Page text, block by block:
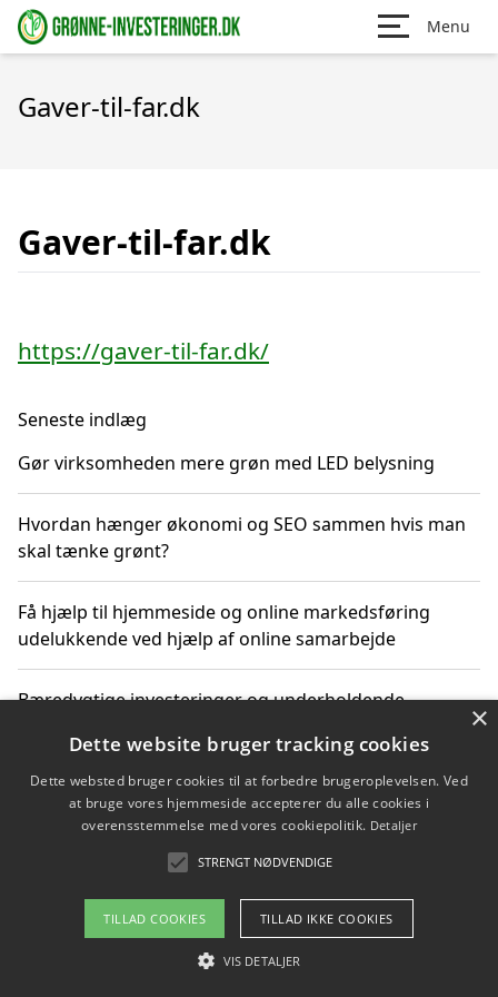
Menu
Gaver-til-far.dk
Gaver-til-far.dk
https://gaver-til-far.dk/
Seneste indlæg
Gør virksomheden mere grøn med LED belysning
Hvordan hænger økonomi og SEO sammen hvis man
skal tænke grønt?
Få hjælp til hjemmeside og online markedsføring
udelukkende ved hjælp af online samarbejde
Bæredygtige investeringer og underholdende
Sådan kan online møder for virksomheder fremme
grønne investeringer
Copyright 2026 - Pilanto Aps
Om / kontakt
×
Dette website bruger tracking cookies
Dette websted bruger cookies til at forbedre brugeroplevelsen. Ved
at bruge vores hjemmeside accepterer du alle cookies i
overensstemmelse med vores cookiepolitik. Detaljer
STRENGT NØDVENDIGE
TILLAD COOKIES TILLAD IKKE COOKIES
VIS DETALJER